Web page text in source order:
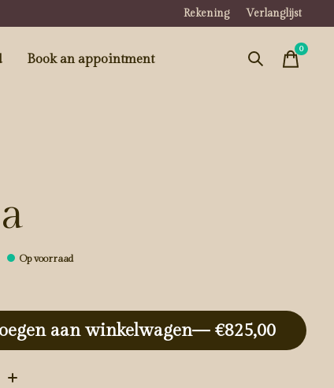
Rekening Verlanglijst
Book an appointment
0items
Op voorraad
aan winkelwagen
— €825,00